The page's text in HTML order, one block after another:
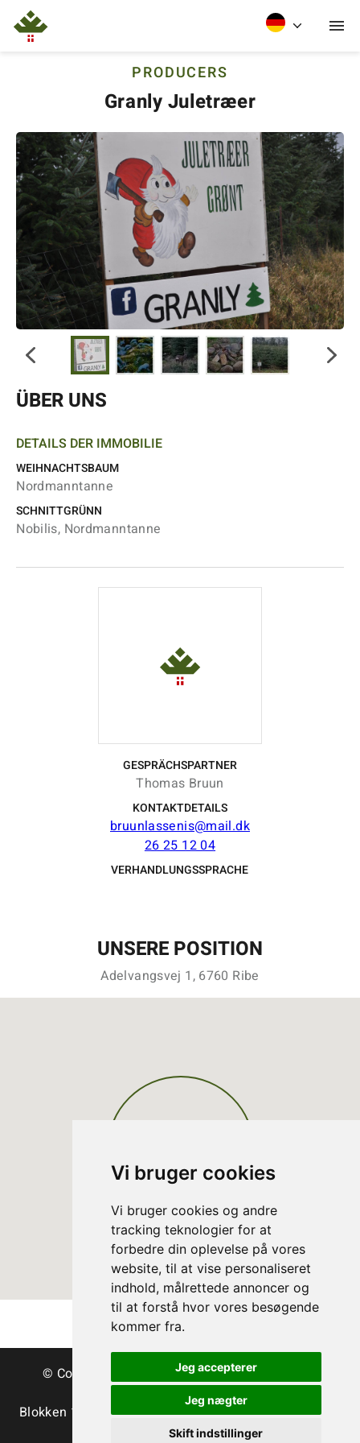
Vi bruger cookies
Vi bruger cookies og andre
tracking teknologier for at
forbedre din oplevelse på vores
website, til at vise personaliseret
indhold, målrettede annoncer og
til at forstå hvor vores besøgende
kommer fra.
Jeg accepterer
Jeg nægter
Skift indstillinger
PRODUCERS
Granly Juletræer
ÜBER UNS
DETAILS DER IMMOBILIE
WEIHNACHTSBAUM
Nordmanntanne
SCHNITTGRÜNN
Nobilis, Nordmanntanne
GESPRÄCHSPARTNER
Thomas Bruun
KONTAKTDETAILS
bruunlassenis@mail.dk
26 25 12 04
VERHANDLUNGSSPRACHE
UNSERE POSITION
Adelvangsvej 1, 6760 Ribe
© Copyright Dänische Christbäume - Bäume &
Schnittgrün
Blokken 15 | DK-3460 Birkerød | Tlf.:+45 45 35 24 12
info@christmastree.dk